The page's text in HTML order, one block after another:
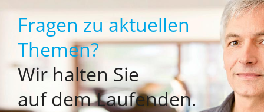
Inhalt
springenFragen zu aktuellen
Themen?
Wir halten Sie
auf dem Laufenden.